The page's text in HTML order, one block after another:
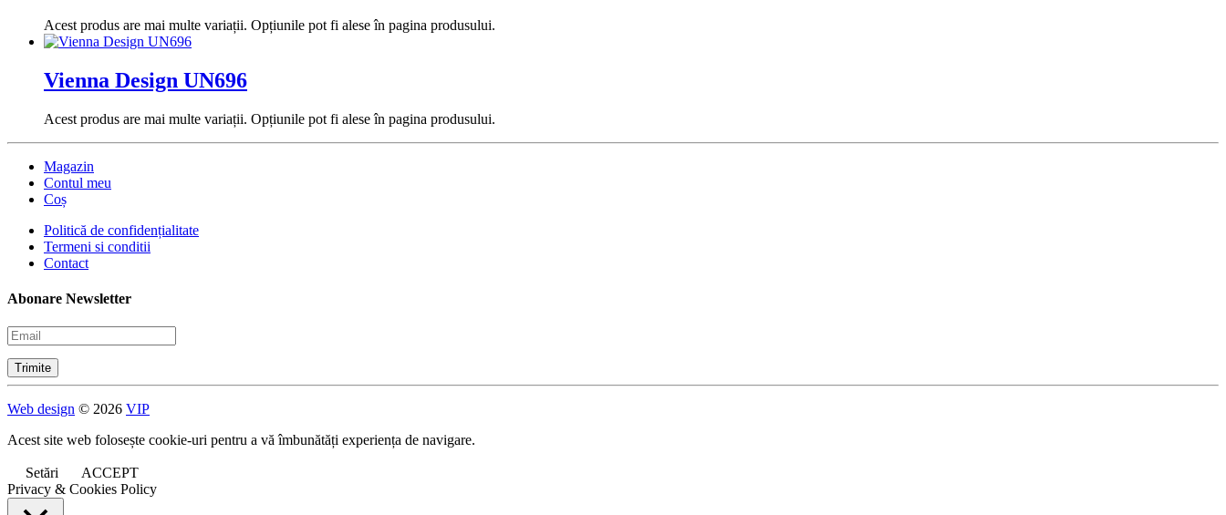
Acest produs are mai multe variații. Opțiunile pot fi alese în pagina produsului.
Vienna Design UN696
Acest produs are mai multe variații. Opțiunile pot fi alese în pagina produsului.
Magazin
Contul meu
Coș
Politică de confidențialitate
Termeni si conditii
Contact
Abonare Newsletter
Web design © 2026 VIP
Acest site web folosește cookie-uri pentru a vă îmbunătăți experiența de navigare.
Setări
ACCEPT
Privacy & Cookies Policy